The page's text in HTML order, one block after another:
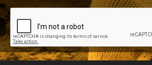
Recaptcha de Google